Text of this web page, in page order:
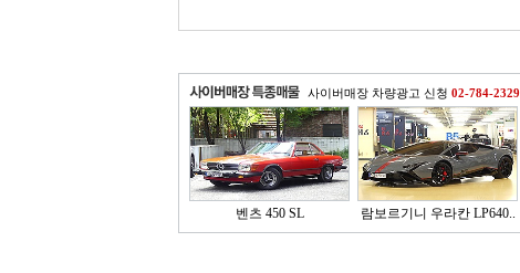
사이버매장 차량광고 신청 02-784-2329
벤츠 450 SL 람보르기니 우라칸 LP640..